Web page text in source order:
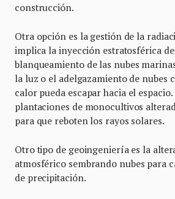
construcción.
Otra opción es la gestión de la
implica la inyección estratosférica de
blanqueamiento de las nubes
la luz o el adelgazamiento de nubes
calor pueda escapar hacia el
plantaciones de monocultivos
para que reboten los rayos solares.
Otro tipo de geoingeniería es la
atmosférico sembrando nubes para
de precipitación.